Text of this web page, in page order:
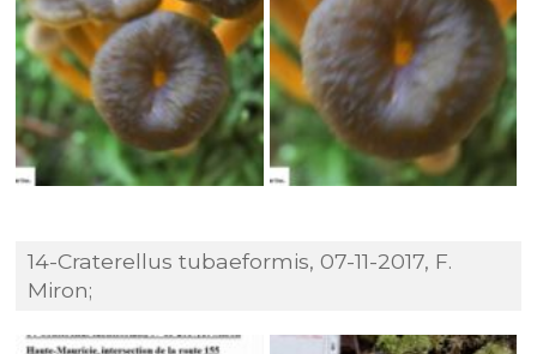
14-Craterellus tubaeformis, 07-11-2017, F.
Miron;